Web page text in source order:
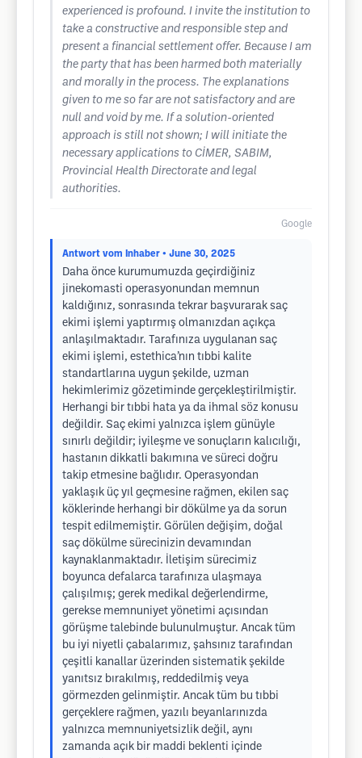
experienced is profound. I invite the institution to
take a constructive and responsible step and
present a financial settlement offer. Because I am
the party that has been harmed both materially
and morally in the process. The explanations
given to me so far are not satisfactory and are
null and void by me. If a solution-oriented
approach is still not shown; I will initiate the
necessary applications to CİMER, SABIM,
Provincial Health Directorate and legal
authorities.
Google
Antwort vom Inhaber • June 30, 2025
Daha önce kurumumuzda geçirdiğiniz
jinekomasti operasyonundan memnun
kaldığınız, sonrasında tekrar başvurarak saç
ekimi işlemi yaptırmış olmanızdan açıkça
anlaşılmaktadır. Tarafınıza uygulanan saç
ekimi işlemi, estethica’nın tıbbi kalite
standartlarına uygun şekilde, uzman
hekimlerimiz gözetiminde gerçekleştirilmiştir.
Herhangi bir tıbbi hata ya da ihmal söz konusu
değildir. Saç ekimi yalnızca işlem günüyle
sınırlı değildir; iyileşme ve sonuçların kalıcılığı,
hastanın dikkatli bakımına ve süreci doğru
takip etmesine bağlıdır. Operasyondan
yaklaşık üç yıl geçmesine rağmen, ekilen saç
köklerinde herhangi bir dökülme ya da sorun
tespit edilmemiştir. Görülen değişim, doğal
saç dökülme sürecinizin devamından
kaynaklanmaktadır. İletişim sürecimiz
boyunca defalarca tarafınıza ulaşmaya
çalışılmış; gerek medikal değerlendirme,
gerekse memnuniyet yönetimi açısından
görüşme talebinde bulunulmuştur. Ancak tüm
bu iyi niyetli çabalarımız, şahsınız tarafından
çeşitli kanallar üzerinden sistematik şekilde
yanıtsız bırakılmış, reddedilmiş veya
görmezden gelinmiştir. Ancak tüm bu tıbbi
gerçeklere rağmen, yazılı beyanlarınızda
yalnızca memnuniyetsizlik değil, aynı
zamanda açık bir maddi beklenti içinde